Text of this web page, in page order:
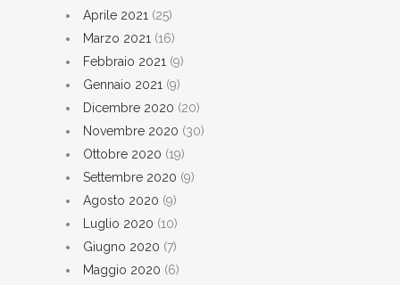
Aprile 2021 (25)
Marzo 2021 (16)
Febbraio 2021 (9)
Gennaio 2021 (9)
Dicembre 2020 (20)
Novembre 2020 (30)
Ottobre 2020 (19)
Settembre 2020 (9)
Agosto 2020 (9)
Luglio 2020 (10)
Giugno 2020 (7)
Maggio 2020 (6)